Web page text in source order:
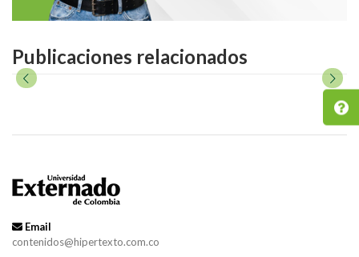
Publicaciones relacionados
Email
contenidos@hipertexto.com.co